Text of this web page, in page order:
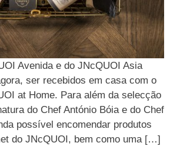
Avenida e do JNcQUOI Asia
ser recebidos em casa com o
at Home. Para além da selecção
do Chef António Bóia e do Chef
possível encomendar produtos
do JNcQUOI, bem como uma […]